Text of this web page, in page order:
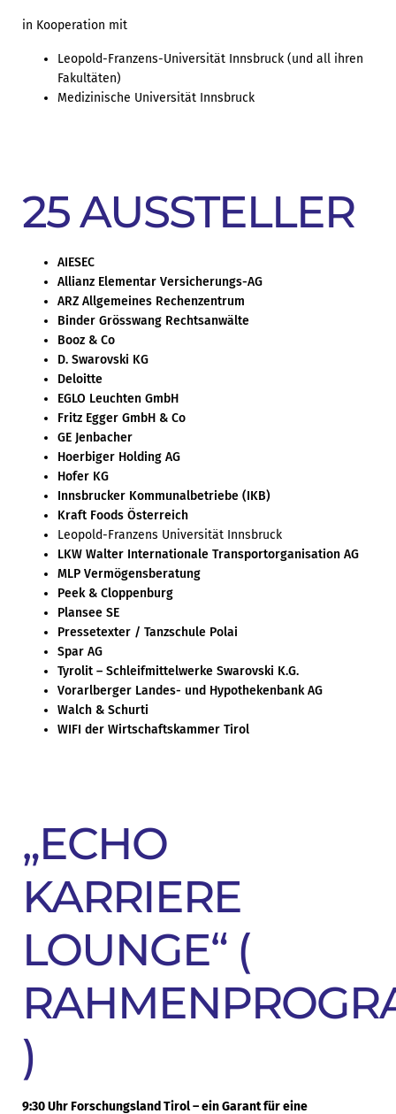
in Kooperation mit
Leopold-Franzens-Universität Innsbruck (und all ihren
Fakultäten)
Medizinische Universität Innsbruck
25 AUSSTELLER
AIESEC
Allianz Elementar Versicherungs-AG
ARZ Allgemeines Rechenzentrum
Binder Grösswang Rechtsanwälte
Booz & Co
D. Swarovski KG
Deloitte
EGLO Leuchten GmbH
Fritz Egger GmbH & Co
GE Jenbacher
Hoerbiger Holding AG
Hofer KG
Innsbrucker Kommunalbetriebe (IKB)
Kraft Foods Österreich
Leopold-Franzens Universität Innsbruck
LKW Walter Internationale Transportorganisation AG
MLP Vermögensberatung
Peek & Cloppenburg
Plansee SE
Pressetexter / Tanzschule Polai
Spar AG
Tyrolit – Schleifmittelwerke Swarovski K.G.
Vorarlberger Landes- und Hypothekenbank AG
Walch & Schurti
WIFI der Wirtschaftskammer Tirol
„ECHO
KARRIERE
LOUNGE“ (
)
9:30 Uhr Forschungsland Tirol – ein Garant für eine